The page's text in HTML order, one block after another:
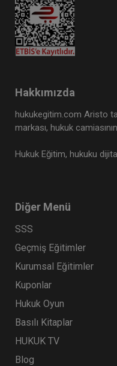
Hakkımızda
hukukegitim.com Aristo
markası, hukuk
Hukuk Eğitim, hukuku
Diğer Menü
SSS
Geçmiş Eğitimler
Kurumsal Eğitimler
Kuponlar
Hukuk Oyun
Basılı Kitaplar
HUKUK TV
Blog